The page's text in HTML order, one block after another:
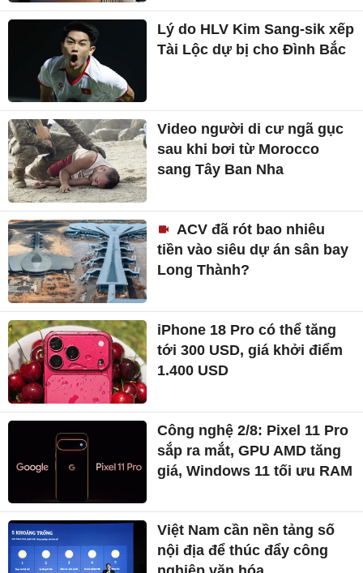
Lý do HLV Kim Sang-sik xếp
Tài Lộc dự bị cho Đình Bắc
Video người di cư ngã gục
sau khi bơi từ Morocco
sang Tây Ban Nha
ACV đã rót bao nhiêu
tiền vào siêu dự án sân bay
Long Thành?
iPhone 18 Pro có thể tăng
tới 300 USD, giá khởi điểm
1.400 USD
Công nghệ 2/8: Pixel 11 Pro
sắp ra mắt, GPU AMD tăng
giá, Windows 11 tối ưu RAM
Việt Nam cần nền tảng số
nội địa để thúc đẩy công